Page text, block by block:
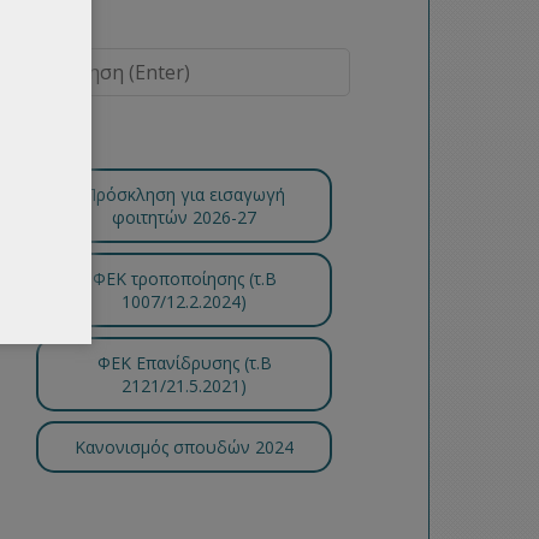
Πρόσκληση για εισαγωγή
φοιτητών 2026-27
ΦΕΚ τροποποίησης (τ.B
1007/12.2.2024)
ΦΕΚ Επανίδρυσης (τ.Β
2121/21.5.2021)
Κανονισμός σπουδών 2024